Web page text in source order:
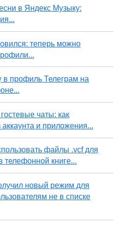
в Яндекс Музыку:
теперь можно
в профиль Телеграм на
чаты: как
и приложения...
файлы .vcf для
телефонной книге...
новый режим для
не в списке